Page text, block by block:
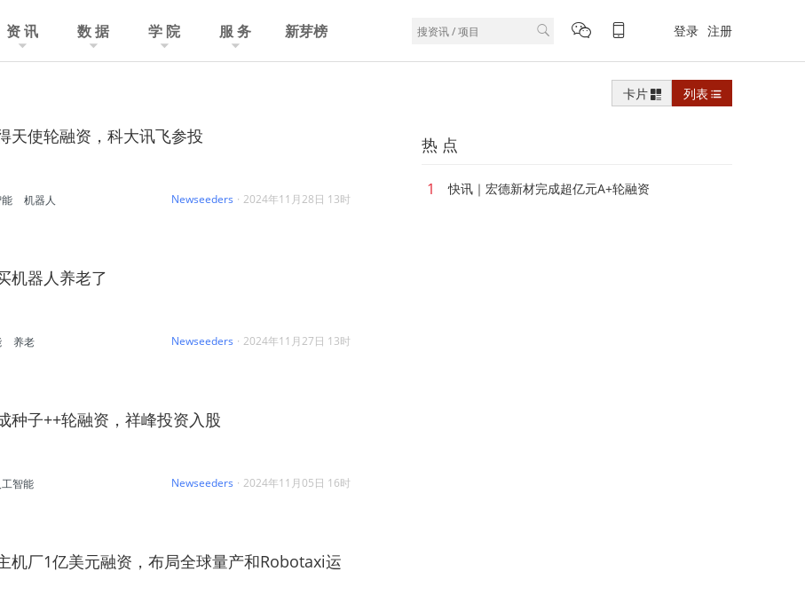
资 讯 数 据 学 院 服 务 新芽榜 登录 注册
卡片 列表
天使轮融资，科大讯飞参投
Newseeders · 2024年11月28日 13时
机器人
机器人养老了
Newseeders · 2024年11月27日 13时
养老
种子++轮融资，祥峰投资入股
Newseeders · 2024年11月05日 16时
工智能
机厂1亿美元融资，布局全球量产和Robotaxi运
热 点
1 快讯｜宏德新材完成超亿元A+轮融资